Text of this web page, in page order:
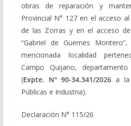
obras de reparación y
Provincial N° 127 en el acceso
de las Zorras y en el acceso
“Gabriel de Güemes
mencionada localidad
Campo Quijano,
(Expte. N° 90-34.341/2026 a la
Públicas e Industria).
Declaración N° 115/26